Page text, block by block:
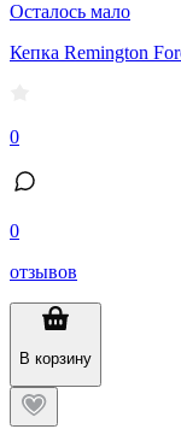
Осталось мало
Кепка Remington
0
0
отзывов
В корзину